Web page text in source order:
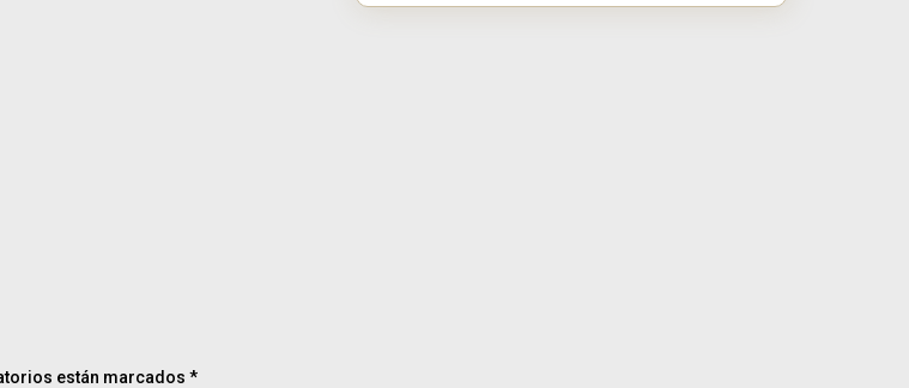
están marcados *